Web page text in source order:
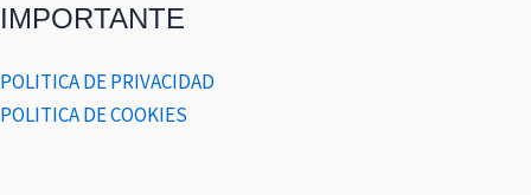
IMPORTANTE
POLITICA DE PRIVACIDAD
POLITICA DE COOKIES